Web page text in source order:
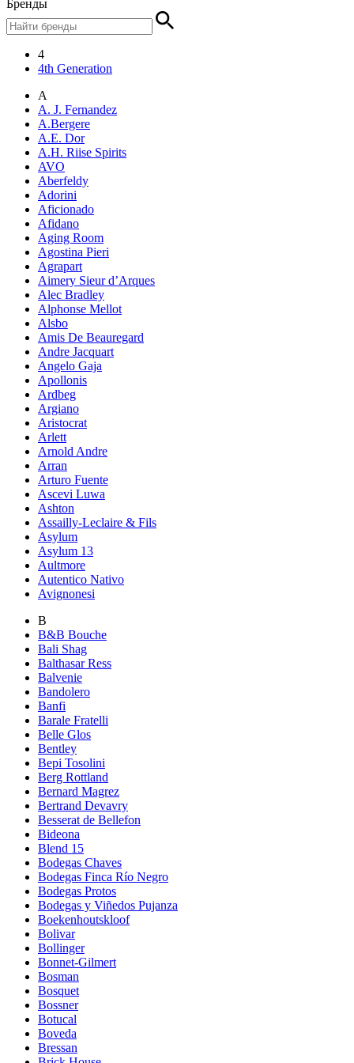
Бренды
4
4th Generation
A
A. J. Fernandez
A.Bergere
A.E. Dor
A.H. Riise Spirits
AVO
Aberfeldy
Adorini
Aficionado
Afidano
Aging Room
Agostina Pieri
Agrapart
Aimery Sieur d’Arques
Alec Bradley
Alphonse Mellot
Alsbo
Amis De Beauregard
Andre Jacquart
Angelo Gaja
Apollonis
Ardbeg
Argiano
Aristocrat
Arlett
Arnold Andre
Arran
Arturo Fuente
Ascevi Luwa
Ashton
Assailly-Leclaire & Fils
Asylum
Asylum 13
Aultmore
Autentico Nativo
Avignonesi
B
B&B Bouche
Bali Shag
Balthasar Ress
Balvenie
Bandolero
Banfi
Barale Fratelli
Belle Glos
Bentley
Bepi Tosolini
Berg Rottland
Bernard Magrez
Bertrand Devavry
Besserat de Bellefon
Bideona
Blend 15
Bodegas Chaves
Bodegas Finca Río Negro
Bodegas Protos
Bodegas y Viñedos Pujanza
Boekenhoutskloof
Bolivar
Bollinger
Bonnet-Gilmert
Bosman
Bosquet
Bossner
Botucal
Boveda
Bressan